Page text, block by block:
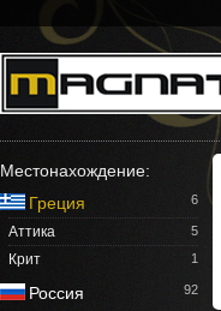
Местонахождение:
Греция
6
Аттика 5
Крит 1
Россия 92